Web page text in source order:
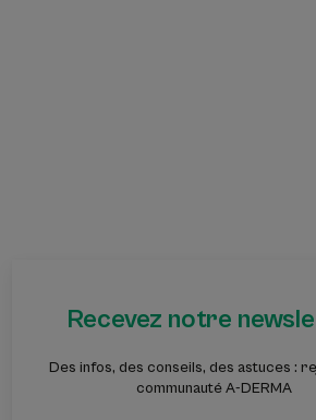
Recevez notre
Des infos, des conseils, des astuces :
communauté A-DERMA